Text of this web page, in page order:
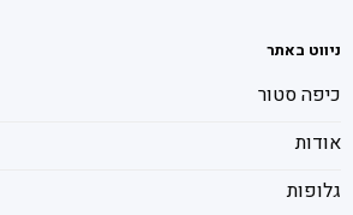
ניווט באתר
כיפה סטור
אודות
גלופות